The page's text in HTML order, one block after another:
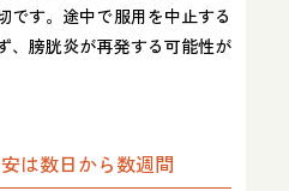
です。途中で服用を中止する
、膀胱炎が再発する可能性が
は数日から数週間